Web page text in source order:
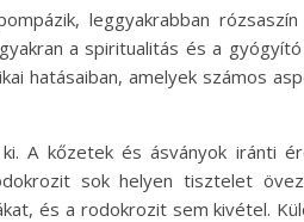
leggyakrabban
a spiritualitás és a
hatásaiban, amelyek számos
A kőzetek és ásványok iránti
sok helyen tisztelet
és a rodokrozit sem kivétel.